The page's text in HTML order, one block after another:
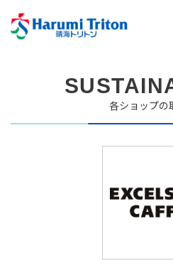
各ショップの